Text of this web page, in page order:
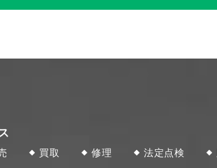
買取 修理 法定点検